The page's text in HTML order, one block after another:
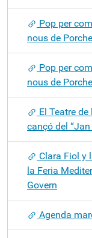
Pop per
nous de
Pop per
nous de
El Teatre de
cançó del
Clara Fiol y
la Feria
Govern
Agenda